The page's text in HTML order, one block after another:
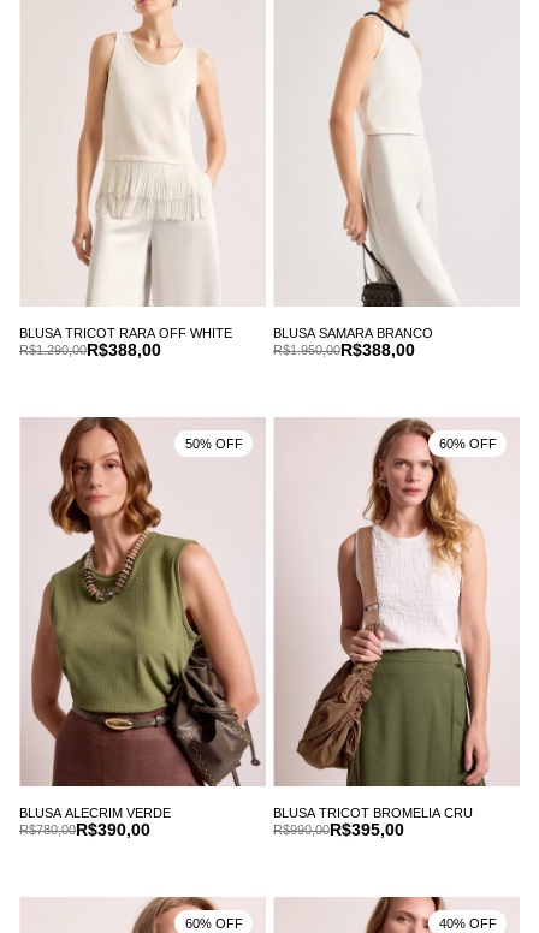
BLUSA TRICOT RARA OFF WHITE
R$388,00
R$1.290,00
BLUSA SAMARA BRANCO
R$388,00
R$1.950,00
BLUSA ALECRIM VERDE
R$390,00
R$780,00
50% OFF
BLUSA TRICOT BROMELIA CRU
R$395,00
R$990,00
60% OFF
60% OFF 40% OFF